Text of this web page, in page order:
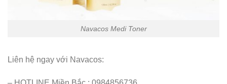
Navacos Medi Toner
Liên hệ ngay với Navacos: